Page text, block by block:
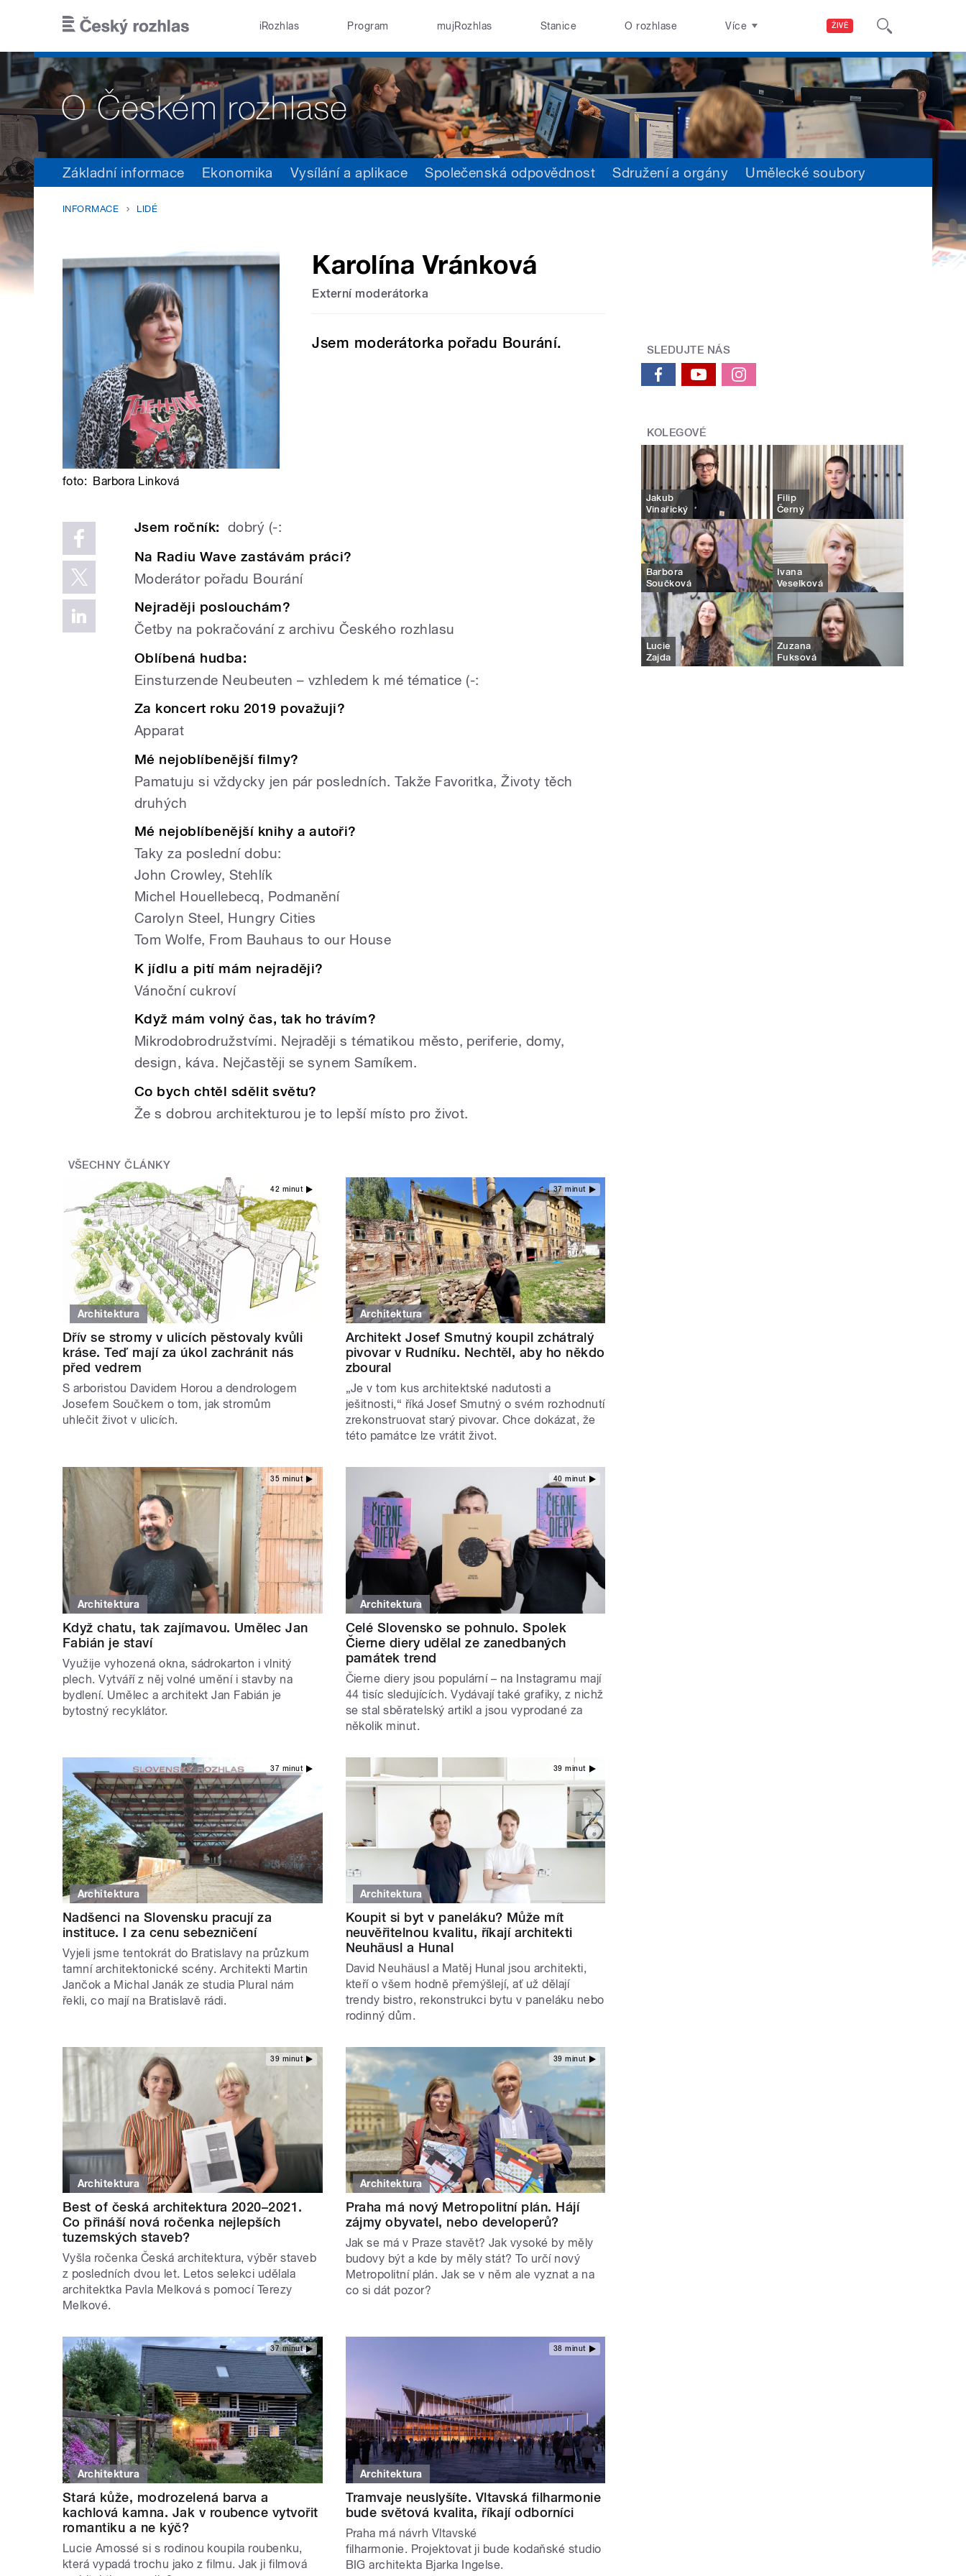
ŽIVĚ
iRozhlas Program mujRozhlas Stanice O rozhlase Více
Základní informace Ekonomika Vysílání a aplikace Společenská odpovědnost Sdružení a orgány Umělecké soubory
INFORMACE LIDÉ
Karolína Vránková
Externí moderátorka
Jsem moderátorka pořadu Bourání.
foto: Barbora Linková
Jsem ročník: dobrý (-:
Na Radiu Wave zastávám práci?
Moderátor pořadu Bourání
Nejraději poslouchám?
Četby na pokračování z archivu Českého rozhlasu
Oblíbená hudba:
Einsturzende Neubeuten – vzhledem k mé tématice (-:
Za koncert roku 2019 považuji?
Apparat
Mé nejoblíbenější filmy?
Pamatuju si vždycky jen pár posledních. Takže Favoritka, Životy těch
druhých
Mé nejoblíbenější knihy a autoři?
Taky za poslední dobu:
John Crowley, Stehlík
Michel Houellebecq, Podmanění
Carolyn Steel, Hungry Cities
Tom Wolfe, From Bauhaus to our House
K jídlu a pití mám nejraději?
Vánoční cukroví
Když mám volný čas, tak ho trávím?
Mikrodobrodružstvími. Nejraději s tématikou město, periferie, domy,
design, káva. Nejčastěji se synem Samíkem.
Co bych chtěl sdělit světu?
Že s dobrou architekturou je to lepší místo pro život.
VŠECHNY ČLÁNKY
42 minut
Architektura
Dřív se stromy v ulicích pěstovaly kvůli
kráse. Teď mají za úkol zachránit nás
před vedrem
S arboristou Davidem Horou a dendrologem
Josefem Součkem o tom, jak stromům
uhlečit život v ulicích.
37 minut
Architektura
Architekt Josef Smutný koupil zchátralý
pivovar v Rudníku. Nechtěl, aby ho někdo
zboural
„Je v tom kus architektské nadutosti a
ješitnosti,“ říká Josef Smutný o svém rozhodnutí
zrekonstruovat starý pivovar. Chce dokázat, že
této památce lze vrátit život.
35 minut
Architektura
Když chatu, tak zajímavou. Umělec Jan
Fabián je staví
Využije vyhozená okna, sádrokarton i vlnitý
plech. Vytváří z něj volné umění i stavby na
bydlení. Umělec a architekt Jan Fabián je
bytostný recyklátor.
40 minut
Architektura
Celé Slovensko se pohnulo. Spolek
Čierne diery udělal ze zanedbaných
památek trend
Čierne diery jsou populární – na Instagramu mají
44 tisíc sledujících. Vydávají také grafiky, z nichž
se stal sběratelský artikl a jsou vyprodané za
několik minut.
37 minut
Architektura
Nadšenci na Slovensku pracují za
instituce. I za cenu sebezničení
Vyjeli jsme tentokrát do Bratislavy na průzkum
tamní architektonické scény. Architekti Martin
Jančok a Michal Janák ze studia Plural nám
řekli, co mají na Bratislavě rádi.
39 minut
Architektura
Koupit si byt v paneláku? Může mít
neuvěřitelnou kvalitu, říkají architekti
Neuhäusl a Hunal
David Neuhäusl a Matěj Hunal jsou architekti,
kteří o všem hodně přemýšlejí, ať už dělají
trendy bistro, rekonstrukci bytu v paneláku nebo
rodinný dům.
39 minut
Architektura
Best of česká architektura 2020–2021.
Co přináší nová ročenka nejlepších
tuzemských staveb?
Vyšla ročenka Česká architektura, výběr staveb
z posledních dvou let. Letos selekci udělala
architektka Pavla Melková s pomocí Terezy
Melkové.
39 minut
Architektura
Praha má nový Metropolitní plán. Hájí
zájmy obyvatel, nebo developerů?
Jak se má v Praze stavět? Jak vysoké by měly
budovy být a kde by měly stát? To určí nový
Metropolitní plán. Jak se v něm ale vyznat a na
co si dát pozor?
37 minut
Architektura
Stará kůže, modrozelená barva a
kachlová kamna. Jak v roubence vytvořit
romantiku a ne kýč?
Lucie Amossé si s rodinou koupila roubenku,
která vypadá trochu jako z filmu. Jak ji filmová
38 minut
Architektura
Tramvaje neuslyšíte. Vltavská filharmonie
bude světová kvalita, říkají odborníci
Praha má návrh Vltavské
filharmonie. Projektovat ji bude kodaňské studio
BIG architekta Bjarka Ingelse.
SLEDUJTE NÁS
KOLEGOVÉ
Jakub
Vinařický
Filip
Černý
Barbora
Součková
Ivana
Veselková
Lucie
Zajda
Zuzana
Fuksová